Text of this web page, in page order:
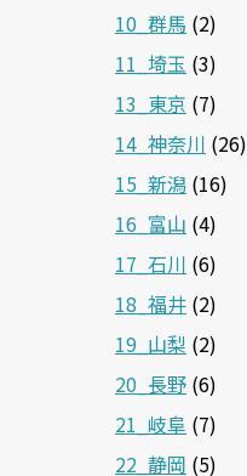
10_群馬 (2)
11_埼玉 (3)
13_東京 (7)
14_神奈川 (26)
15_新潟 (16)
16_富山 (4)
17_石川 (6)
18_福井 (2)
19_山梨 (2)
20_長野 (6)
21_岐阜 (7)
22_静岡 (5)